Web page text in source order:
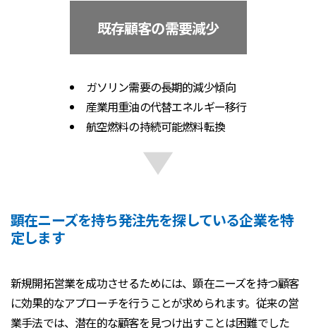
既存顧客の需要減少
ガソリン需要の長期的減少傾向
産業用重油の代替エネルギー移行
航空燃料の持続可能燃料転換
顕在ニーズを持ち発注先を探している企業を特
定します
新規開拓営業を成功させるためには、顕在ニーズを持つ顧客
に効果的なアプローチを行うことが求められます。従来の営
業手法では、潜在的な顧客を見つけ出すことは困難でした